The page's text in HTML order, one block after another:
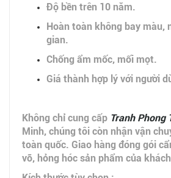
Độ bền trên 10 năm.
Hoàn toàn không bay màu,
gian.
Chống ẩm mốc, mối mọt.
Giá thành hợp lý với người
Không chỉ cung cấp Tranh Phong
Minh, chúng tôi còn nhận vận
toàn quốc. Giao hàng đóng gói
vỡ, hỏng hóc sản phẩm của